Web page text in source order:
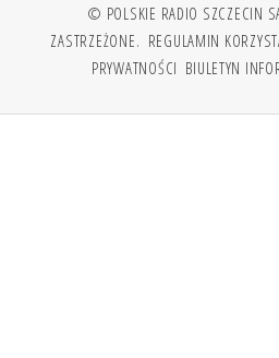
© POLSKIE RADIO SZCZECIN
ZASTRZEŻONE. REGULAMIN
PRYWATNOŚCI BIULETYN